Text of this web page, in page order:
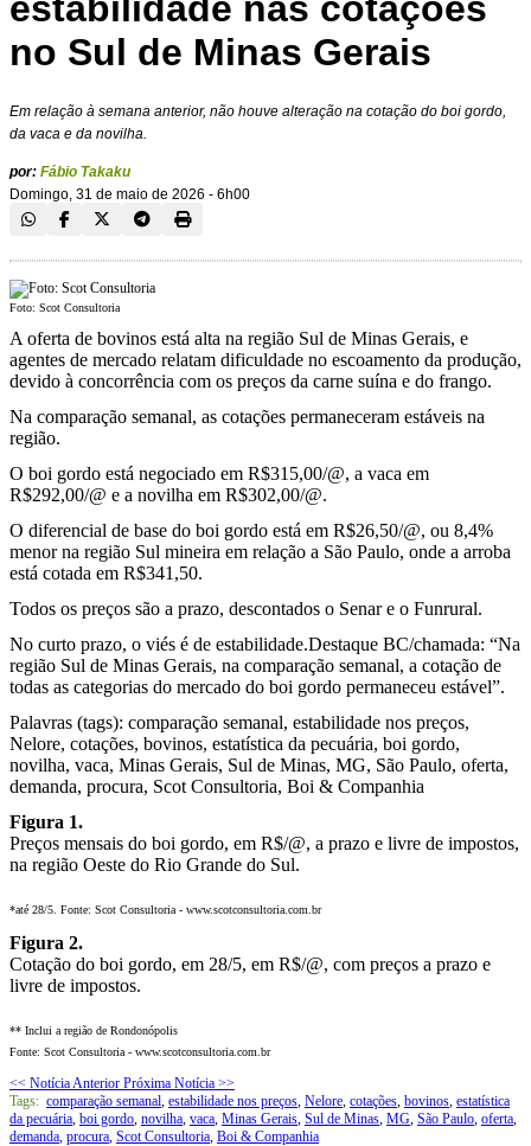
estabilidade nas cotações
no Sul de Minas Gerais
Em relação à semana anterior, não houve alteração na cotação do boi gordo,
da vaca e da novilha.
por: Fábio Takaku
Domingo, 31 de maio de 2026 - 6h00
Foto: Scot Consultoria
A oferta de bovinos está alta na região Sul de Minas Gerais, e
agentes de mercado relatam dificuldade no escoamento da produção,
devido à concorrência com os preços da carne suína e do frango.
Na comparação semanal, as cotações permaneceram estáveis na
região.
O boi gordo está negociado em R$315,00/@, a vaca em
R$292,00/@ e a novilha em R$302,00/@.
O diferencial de base do boi gordo está em R$26,50/@, ou 8,4%
menor na região Sul mineira em relação a São Paulo, onde a arroba
está cotada em R$341,50.
Todos os preços são a prazo, descontados o Senar e o Funrural.
No curto prazo, o viés é de estabilidade.Destaque BC/chamada: “Na
região Sul de Minas Gerais, na comparação semanal, a cotação de
todas as categorias do mercado do boi gordo permaneceu estável”.
Palavras (tags): comparação semanal, estabilidade nos preços,
Nelore, cotações, bovinos, estatística da pecuária, boi gordo,
novilha, vaca, Minas Gerais, Sul de Minas, MG, São Paulo, oferta,
demanda, procura, Scot Consultoria, Boi & Companhia
Figura 1.
Preços mensais do boi gordo, em R$/@, a prazo e livre de impostos,
na região Oeste do Rio Grande do Sul.
*até 28/5. Fonte: Scot Consultoria - www.scotconsultoria.com.br
Figura 2.
Cotação do boi gordo, em 28/5, em R$/@, com preços a prazo e
livre de impostos.
** Inclui a região de Rondonópolis
Fonte: Scot Consultoria - www.scotconsultoria.com.br
<< Notícia Anterior Próxima Notícia >>
Tags: comparação semanal, estabilidade nos preços, Nelore, cotações, bovinos, estatística
da pecuária, boi gordo, novilha, vaca, Minas Gerais, Sul de Minas, MG, São Paulo, oferta,
demanda, procura, Scot Consultoria, Boi & Companhia